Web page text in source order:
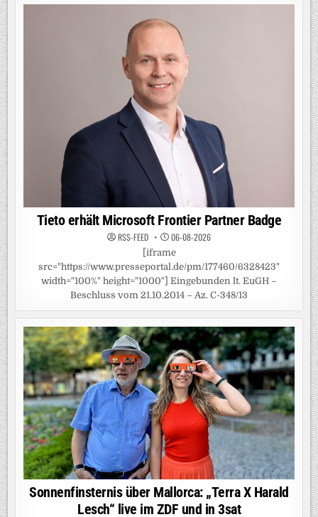
Tieto erhält Microsoft Frontier Partner Badge
RSS-FEED 06-08-2026
[iframe
src="https://www.presseportal.de/pm/177460/6328423"
width="100%" height="1000"] Eingebunden lt. EuGH –
Beschluss vom 21.10.2014 – Az. C-348/13
Sonnenfinsternis über Mallorca: „Terra X Harald
Lesch“ live im ZDF und in 3sat